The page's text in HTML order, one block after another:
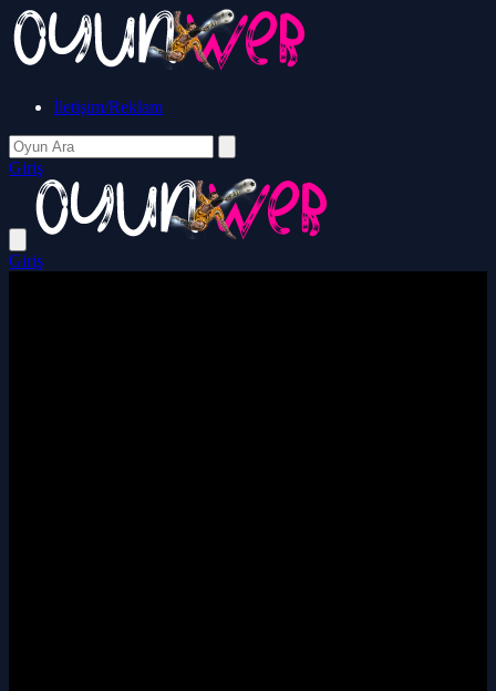
İletişim/Reklam
Giriş
Giriş